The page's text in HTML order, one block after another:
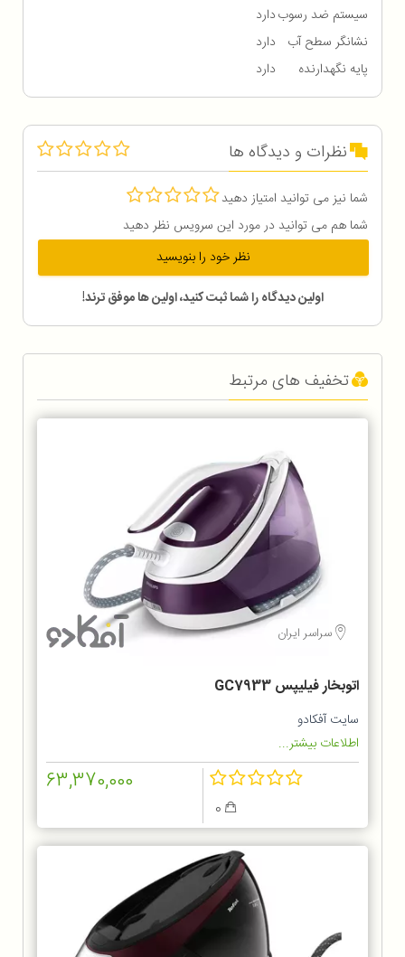
سیستم ضد رسوبدارد
نشانگر سطح آب
دارد
پایه نگهدارنده
دارد
نظرات و دیدگاه ها
شما نیز می توانید امتیاز دهید
شما هم می توانید در مورد این سرویس نظر دهید
نظر خود را بنویسید
اولین دیدگاه را شما ثبت کنید، اولین ها موفق ترند!
تخفیف های مرتبط
سراسر ایران
اتوبخار فیلیپس GC7933
سایت آفکادو
اطلاعات بیشتر...
63,370,000